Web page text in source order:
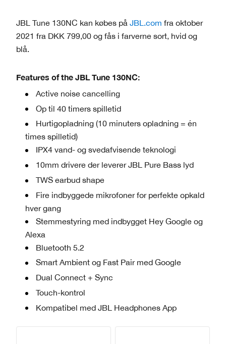
JBL Tune 130NC kan købes på JBL.com fra oktober
2021 fra DKK 799,00 og fås i farverne sort, hvid og
blå.
Features of the JBL Tune 130NC:
Active noise cancelling
Op til 40 timers spilletid
Hurtigopladning (10 minuters opladning = én
times spilletid)
IPX4 vand- og svedafvisende teknologi
10mm drivere der leverer JBL Pure Bass lyd
TWS earbud shape
Fire indbyggede mikrofoner for perfekte opkald
hver gang
Stemmestyring med indbygget Hey Google og
Alexa
Bluetooth 5.2
Smart Ambient og Fast Pair med Google
Dual Connect + Sync
Touch-kontrol
Kompatibel med JBL Headphones App